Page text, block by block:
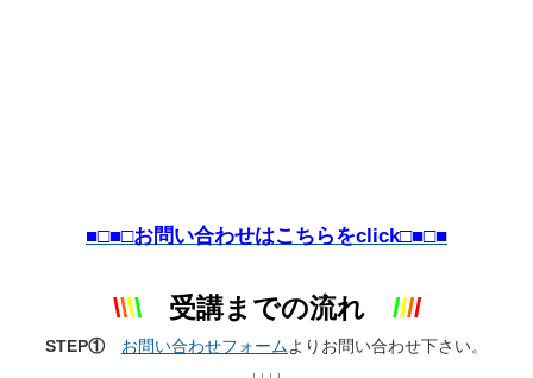
■□■□お問い合わせはこちらをclick□■□■
\\\\受講までの流れ ////
STEP① お問い合わせフォームよりお問い合わせ下さい。